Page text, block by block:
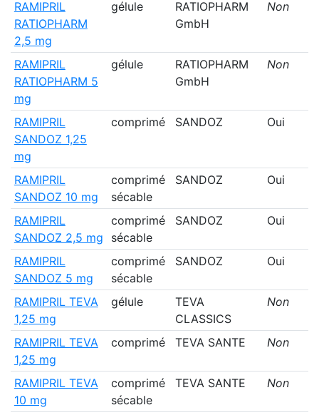
RAMIPRIL
RATIOPHARM
2,5 mg
gélule
RATIOPHARM
GmbH
Non
RAMIPRIL
RATIOPHARM 5
mg
gélule
RATIOPHARM
GmbH
Non
RAMIPRIL
SANDOZ 1,25
mg
comprimé SANDOZ Oui
RAMIPRIL
SANDOZ 10 mg
comprimé
sécable
SANDOZ Oui
RAMIPRIL
SANDOZ 2,5 mg
comprimé
sécable
SANDOZ Oui
RAMIPRIL
SANDOZ 5 mg
comprimé
sécable
SANDOZ Oui
RAMIPRIL TEVA
1,25 mg
gélule
TEVA
CLASSICS
Non
RAMIPRIL TEVA
1,25 mg
comprimé TEVA SANTE Non
RAMIPRIL TEVA
10 mg
comprimé
sécable
TEVA SANTE Non